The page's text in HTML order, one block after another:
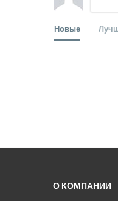
Новые
О КОМПАНИИ